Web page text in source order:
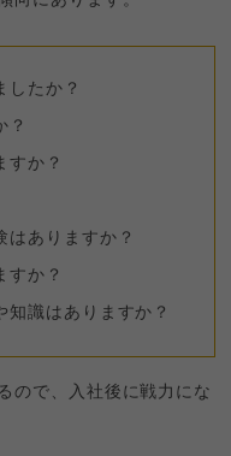
したか？
？
すか？
はありますか？
すか？
識はありますか？
ので、入社後に戦力にな